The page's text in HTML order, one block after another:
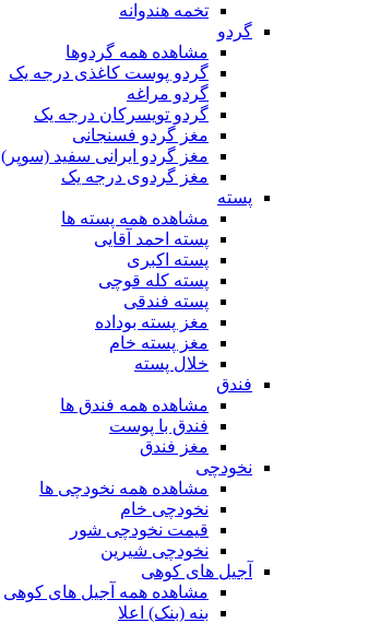
تخمه هندوانه
گردو
مشاهده همه گردوها
گردو پوست کاغذی درجه یک
گردو مراغه
گردو تویسرکان درجه یک
مغز گردو فسنجانی
مغز گردو ایرانی سفید (سوپر)
مغز گردوی درجه یک
پسته
مشاهده همه پسته ها
پسته احمد آقایی
پسته اکبری
پسته کله قوچی
پسته فندقی
مغز پسته بوداده
مغز پسته خام
خلال پسته
فندق
مشاهده همه فندق ها
فندق با پوست
مغز فندق
نخودچی
مشاهده همه نخودچی ها
نخودچی خام
قیمت نخودچی شور
نخودچی شیرین
آجیل های کوهی
مشاهده همه آجیل های کوهی
بنه (بنک) اعلا